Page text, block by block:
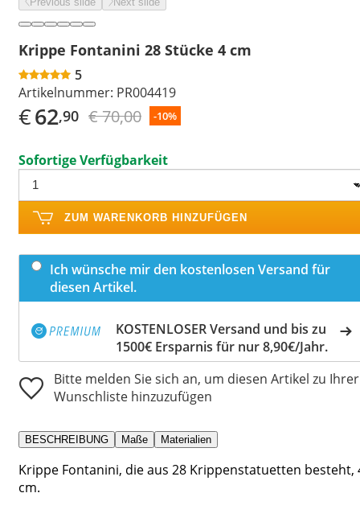
Krippe Fontanini 28 Stücke 4 cm
5
Artikelnummer: PR004419
€62,90 € 70,00 -10%
Sofortige Verfügbarkeit
ZUM WARENKORB HINZUFÜGEN
Ich wünsche mir den kostenlosen Versand für
diesen Artikel.
KOSTENLOSER Versand und bis zu
1500€ Ersparnis für nur 8,90€/Jahr.
Bitte melden Sie sich an, um diesen Artikel zu Ihrer
Wunschliste hinzuzufügen
BESCHREIBUNG Maße Materialien
Krippe Fontanini, die aus 28 Krippenstatuetten besteht,
cm.